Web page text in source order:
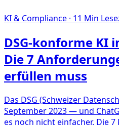
KI & Compliance · 11 Min
DSG-konforme KI
Die 7
erfüllen muss
Das DSG (Schweizer
September 2023 — und
es noch nicht einfacher. Die